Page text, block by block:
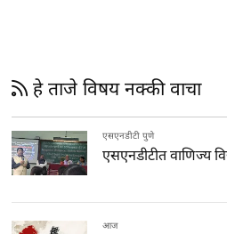
हे ताजे विषय नक्की वाचा
एसएनडीटी पुणे
एसएनडीटीत वाणिज्य
आज